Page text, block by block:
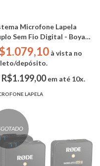
Microfone Lapela
Sem Fio Digital - Boya
XM6-S6 (2.4Ghz / OLED /
TYP-C) à vista no
depósito.
R$1.199,00em até 10x.
LAPELA